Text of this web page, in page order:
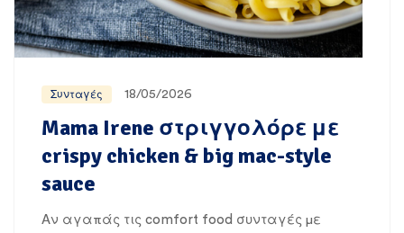
Συνταγές 18/05/2026
Mama Irene στριγγολόρε με
crispy chicken & big mac-style
sauce
Αν αγαπάς τις comfort food συνταγές με